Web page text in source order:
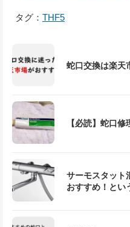
タグ： THF5
蛇口交換は楽天
【必読】蛇口
サーモスタット
おすすめ！とい